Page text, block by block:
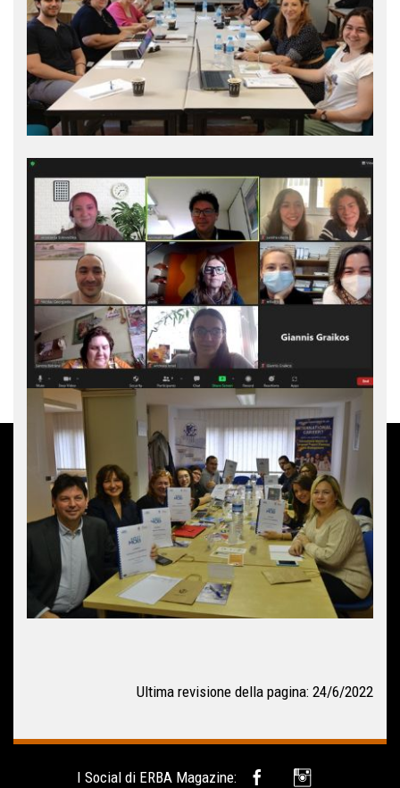
Ultima revisione della pagina: 24/6/2022
I Social di ERBA Magazine: